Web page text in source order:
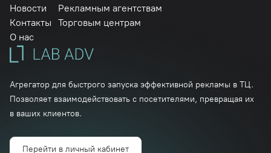
Агрегатор для быстрого запуска эффективной рекламы в ТЦ.
Позволяет взаимодействовать с посетителями, превращая их
в ваших клиентов.
Перейти в личный кабинет
Новости
Контакты
О нас
Рекламным агентствам
Торговым центрам